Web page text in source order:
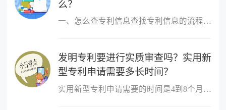
么？
一、怎么查专利信息查找专利信息的流程：1 登陆国家知识产权局或中...
发明专利要进行实质审查吗？实用新
型专利申请需要多长时间？
实用新型专利申请需要的时间是4到8个月。实用新型专利申请经初步审...